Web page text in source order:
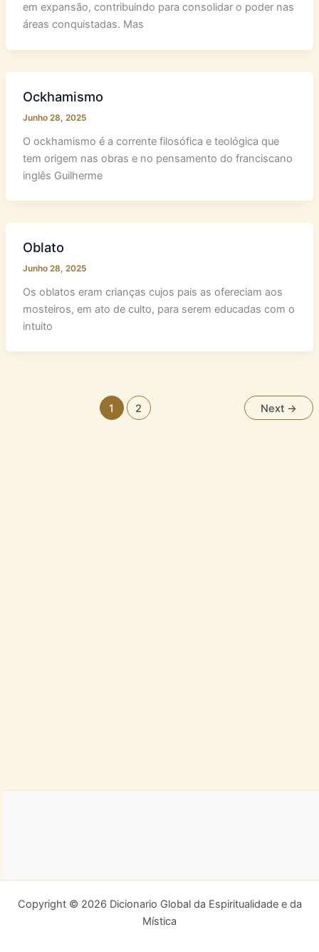
em expansão, contribuindo para consolidar o poder nas
áreas conquistadas. Mas
Ockhamismo
Junho 28, 2025
O ockhamismo é a corrente filosófica e teológica que
tem origem nas obras e no pensamento do franciscano
inglês Guilherme
Oblato
Junho 28, 2025
Os oblatos eram crianças cujos pais as ofereciam aos
mosteiros, em ato de culto, para serem educadas com o
intuito
1 2 Next →
Copyright © 2026 Dicionario Global da Espiritualidade e da
Mística